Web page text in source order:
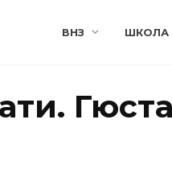
ВНЗ ШКОЛА